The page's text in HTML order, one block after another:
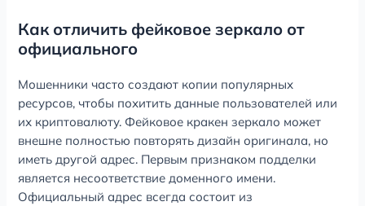
Как отличить фейковое зеркало от
официального
Мошенники часто создают копии популярных
ресурсов, чтобы похитить данные пользователей или
их криптовалюту. Фейковое кракен зеркало может
внешне полностью повторять дизайн оригинала, но
иметь другой адрес. Первым признаком подделки
является несоответствие доменного имени.
Официальный адрес всегда состоит из